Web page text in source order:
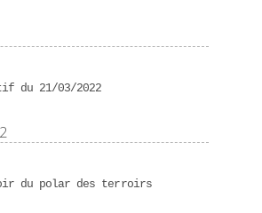
du 21/03/2022
du polar des terroirs